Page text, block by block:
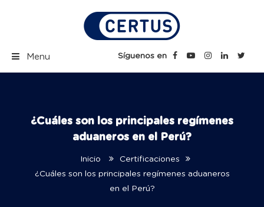
Certus Blog | Carreras
Menu Síguenos en
¿Cuáles son los principales regímenes
aduaneros en el Perú?
Inicio
Certificaciones
¿Cuáles son los principales regímenes aduaneros
en el Perú?